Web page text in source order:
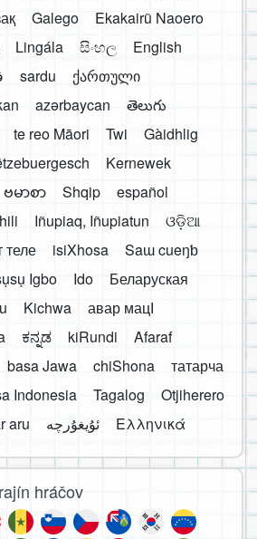
Galego
Ekakairũ Naoero
Lingála සිංහල
English
sardu
ქართული
azərbaycan
తెలుగు
te reo Māori Twi
Gàidhlig
Kernewek
ဗမာစာ Shqip
español
Iñupiaq, Iñupiatun
ଓଡ଼ିଆ
теле isiXhosa
Saɯ cueŋƅ
Igbo Ido
Беларуская
Kichwa
авар мацӀ
ಕನ್ನಡ kiRundi
Afaraf
basa Jawa chiShona
татарча
Indonesia Tagalog
Otjiherero
aru Ελληνικά
hráčov